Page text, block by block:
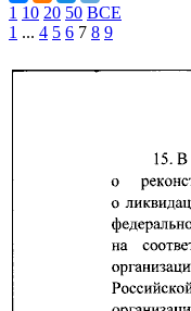
1 10 20 50 ВСЕ
1 ... 4 5 6 7 8 9